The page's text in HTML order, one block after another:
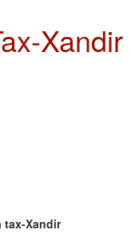
Xandir
tax-Xandir